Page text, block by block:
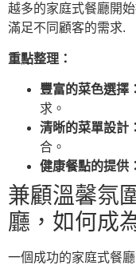
越多的家庭式餐廳開
滿足不同顧客的需求.
重點整理：
豐富的菜色選擇：
求。
清晰的菜單設計：
合。
健康餐點的提供：
兼顧溫馨氛
廳，如何成
一個成功的家庭式餐